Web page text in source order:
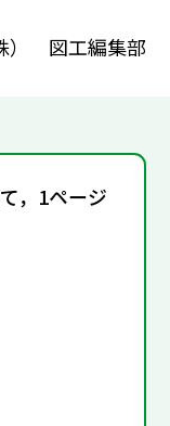
） 図工編集部
，1ページ